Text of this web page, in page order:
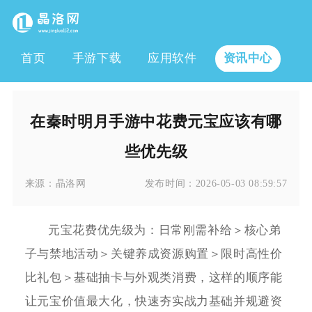
首页 手游下载 应用软件 资讯中心
在秦时明月手游中花费元宝应该有哪
些优先级
来源： 晶洛网 发布时间： 2026-05-03 08:59:57
元宝花费优先级为：日常刚需补给＞核心弟
子与禁地活动＞关键养成资源购置＞限时高性价
比礼包＞基础抽卡与外观类消费，这样的顺序能
让元宝价值最大化，快速夯实战力基础并规避资